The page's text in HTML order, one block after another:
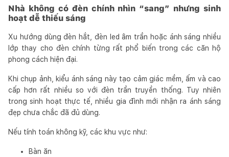
Nhà không có đèn chính nhìn “sang” nhưng sinh
hoạt dễ thiếu sáng
Xu hướng dùng đèn hắt, đèn led âm trần hoặc ánh sáng nhiều
lớp thay cho đèn chính từng rất phổ biến trong các căn hộ
phong cách hiện đại.
Khi chụp ảnh, kiểu ánh sáng này tạo cảm giác mềm, ấm và cao
cấp hơn rất nhiều so với đèn trần truyền thống. Tuy nhiên
trong sinh hoạt thực tế, nhiều gia đình mới nhận ra ánh sáng
đẹp chưa chắc đã đủ dùng.
Nếu tính toán không kỹ, các khu vực như:
Bàn ăn